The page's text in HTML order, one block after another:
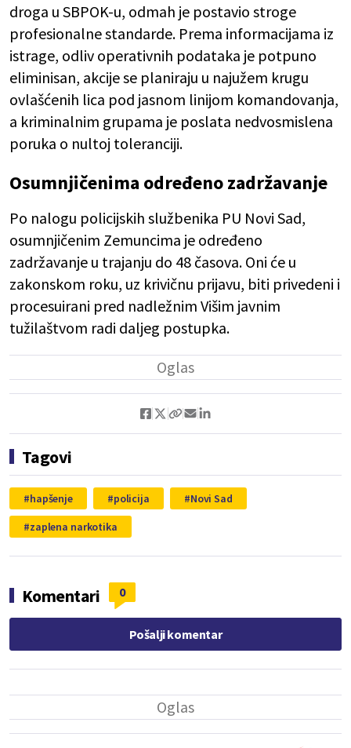
droga u SBPOK-u, odmah je postavio stroge
profesionalne standarde. Prema informacijama iz
istrage, odliv operativnih podataka je potpuno
eliminisan, akcije se planiraju u najužem krugu
ovlašćenih lica pod jasnom linijom komandovanja,
a kriminalnim grupama je poslata nedvosmislena
poruka o nultoj toleranciji.
Osumnjičenima određeno zadržavanje
Po nalogu policijskih službenika PU Novi Sad,
osumnjičenim Zemuncima je određeno
zadržavanje u trajanju do 48 časova. Oni će u
zakonskom roku, uz krivičnu prijavu, biti privedeni i
procesuirani pred nadležnim Višim javnim
tužilaštvom radi daljeg postupka.
Tagovi
hapšenje policija
Novi Sad
zaplena narkotika
Komentari 0
Pošalji komentar